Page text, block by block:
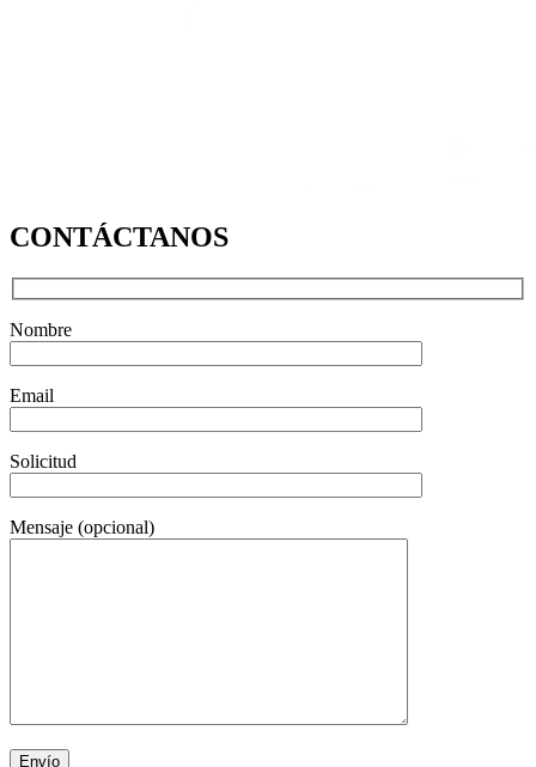
CONTÁCTANOS
Nombre
Email
Solicitud
Mensaje (opcional)